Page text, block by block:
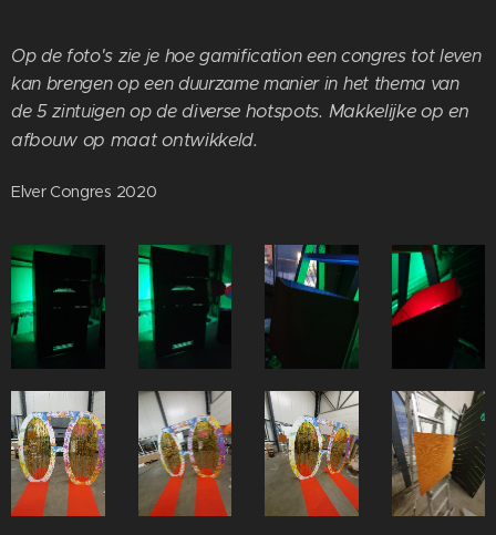
Op de foto's zie je hoe gamification een congres tot leven
kan brengen op een duurzame manier in het thema van
de 5 zintuigen op dediverse hotspots. Makkelijke op en
afbouw op maat ontwikkeld.
Elver Congres 2020